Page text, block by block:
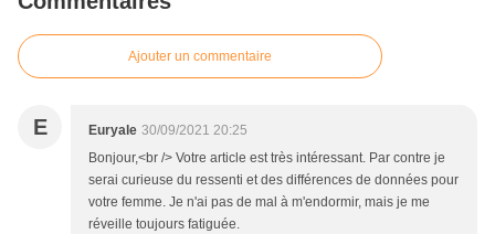
Ajouter un commentaire
E Euryale 30/09/2021 20:25
Bonjour,<br /> Votre article est très intéressant. Par contre je
serai curieuse du ressenti et des différences de données pour
votre femme. Je n'ai pas de mal à m'endormir, mais je me
réveille toujours fatiguée.